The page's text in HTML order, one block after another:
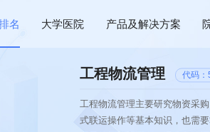
名 大学医院 产品及解决方案
工程物流管理 代码
工程物流管理主要研究物资采
式联运操作等基本知识，也需